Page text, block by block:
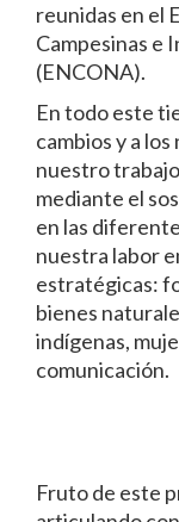
reunidas en el
Campesinas e
(ENCONA).
En todo este
cambios y a
nuestro
mediante el
en las
nuestra labor
estratégicas:
bienes
indígenas,
comunicación.
Fruto de este